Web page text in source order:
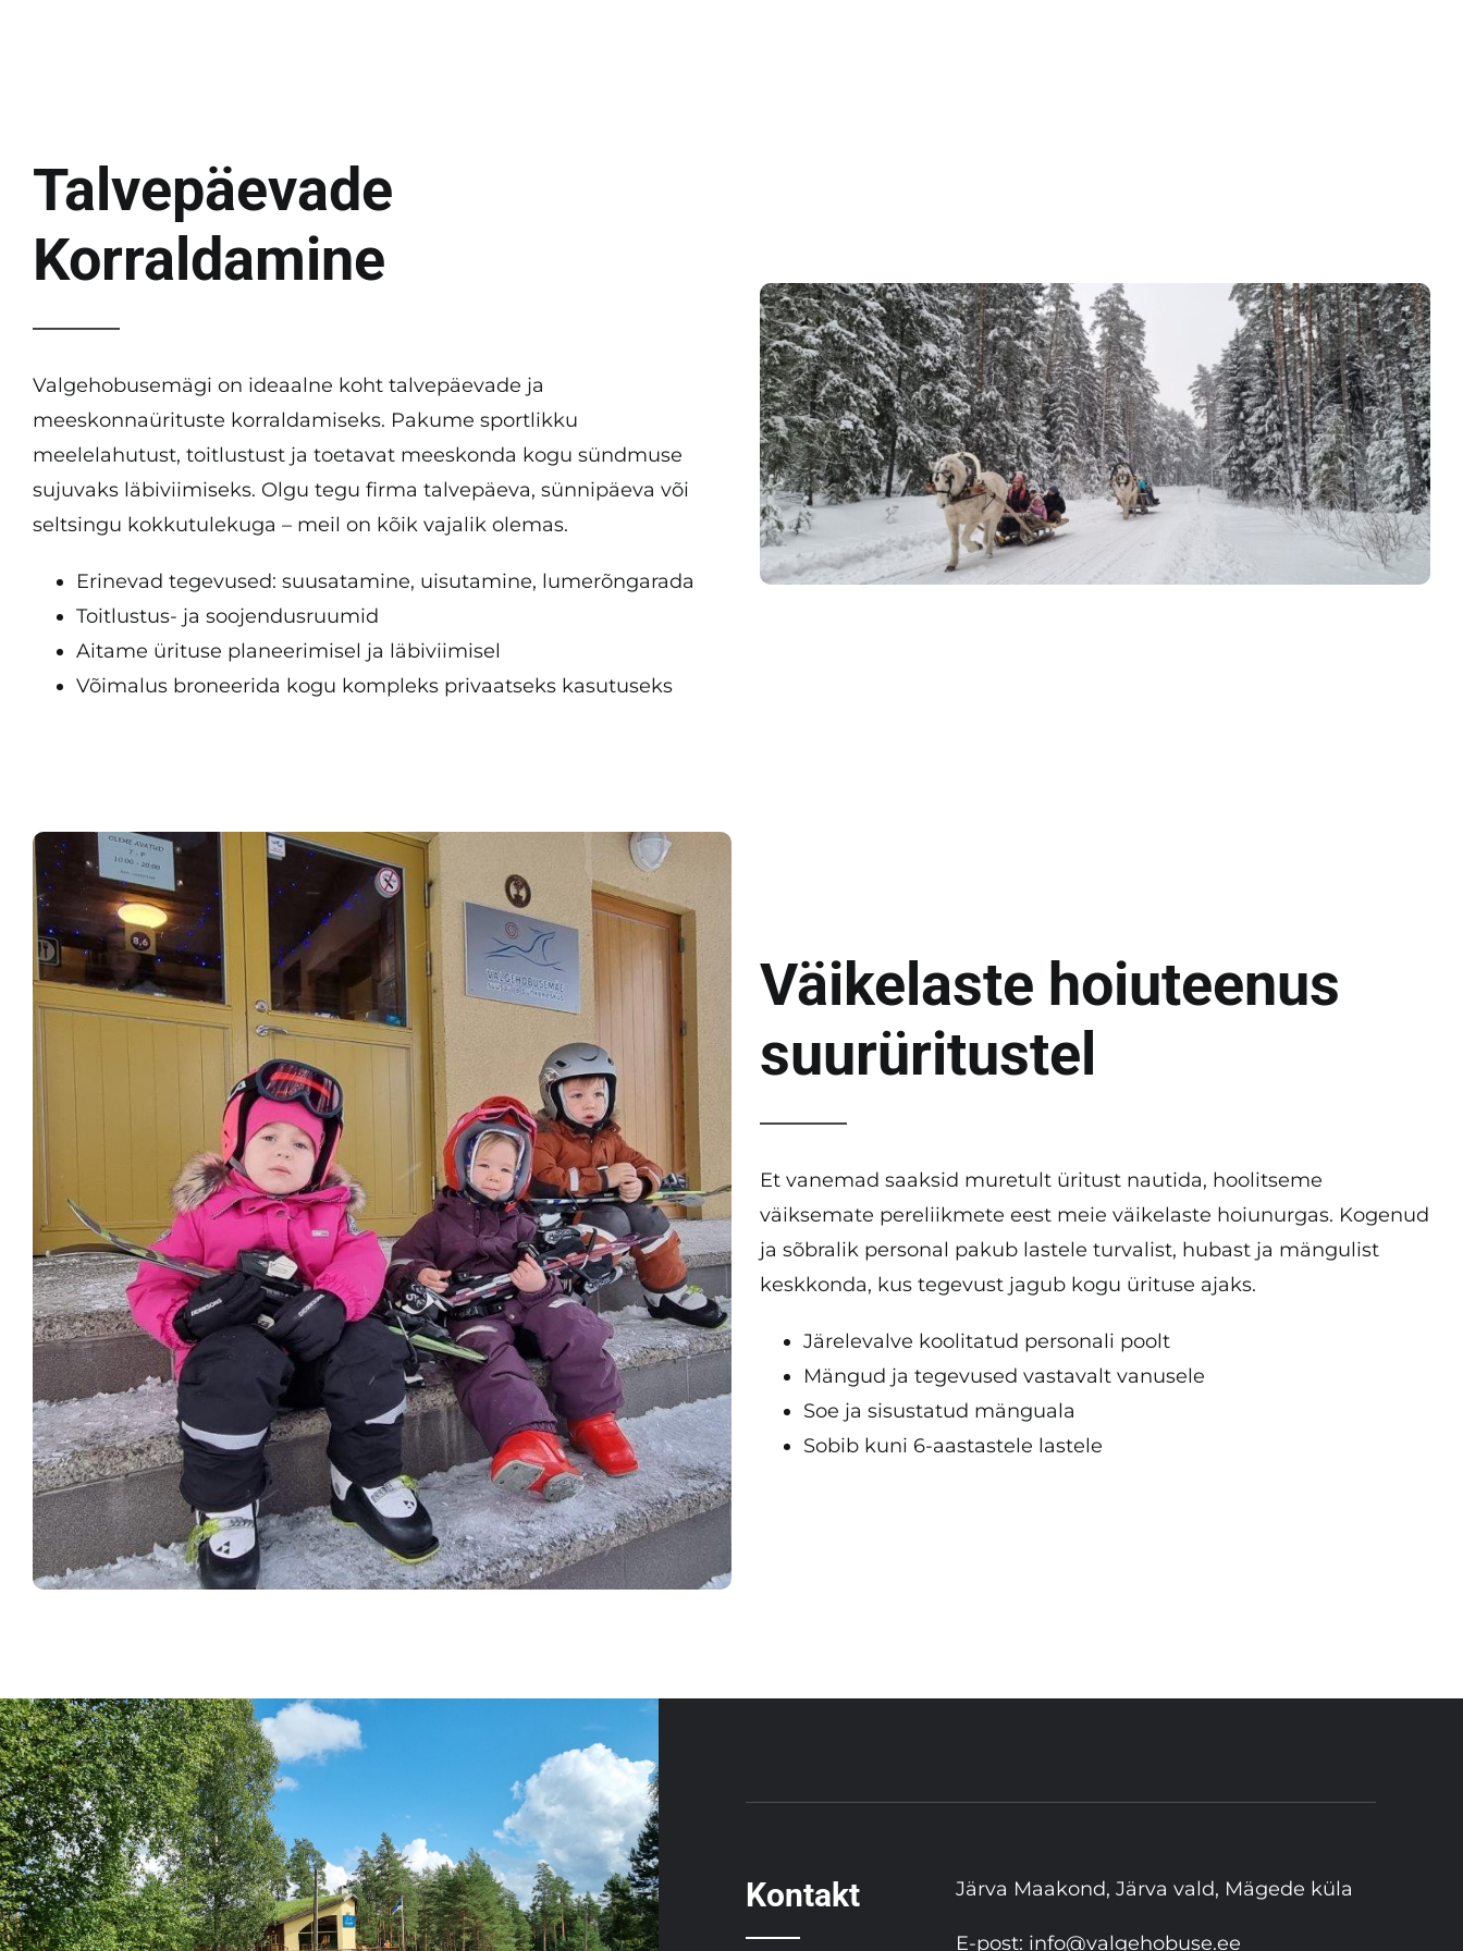
Talvepäevade
Korraldamine
Valgehobusemägi on ideaalne koht talvepäevade ja
meeskonnaürituste korraldamiseks. Pakume sportlikku
meelelahutust, toitlustust ja toetavat meeskonda kogu sündmuse
sujuvaks läbiviimiseks. Olgu tegu firma talvepäeva, sünnipäeva või
seltsingu kokkutulekuga – meil on kõik vajalik olemas.
Erinevad tegevused: suusatamine, uisutamine, lumerõngarada
Toitlustus- ja soojendusruumid
Aitame ürituse planeerimisel ja läbiviimisel
Võimalus broneerida kogu kompleks privaatseks kasutuseks
Väikelaste hoiuteenus
suurüritustel
Et vanemad saaksid muretult üritust nautida, hoolitseme
väiksemate pereliikmete eest meie väikelaste hoiunurgas. Kogenud
ja sõbralik personal pakub lastele turvalist, hubast ja mängulist
keskkonda, kus tegevust jagub kogu ürituse ajaks.
Järelevalve koolitatud personali poolt
Mängud ja tegevused vastavalt vanusele
Soe ja sisustatud mänguala
Sobib kuni 6-aastastele lastele
Kontakt Järva Maakond, Järva vald, Mägede küla
E-post: info@valgehobuse.ee